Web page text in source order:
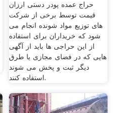
حراج عمده پودر دستی ارزان
قیمت توسط برخی از شرکت
های توزیع مواد شونده انجام می
شود که خریداران برای استفاده
از این حراجی ها باید از آگهی
هایی که در فضای مجازی یا طرق
دیگر ثبت و پخش می شوند
استفاده کنند.